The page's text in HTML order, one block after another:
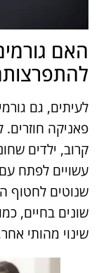
האם
לעיתים, גם
פאניקה
קרוב, ילדים
עשויים לפתח
שנוטים לחטוף
שונים בחיים,
שינוי מהותי